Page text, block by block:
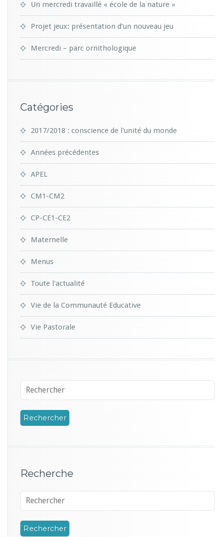
Un mercredi travaillé « école de la nature »
Projet jeux: présentation d’un nouveau jeu
Mercredi – parc ornithologique
Catégories
2017/2018 : conscience de l'unité du monde
Années précédentes
APEL
CM1-CM2
CP-CE1-CE2
Maternelle
Menus
Toute l'actualité
Vie de la Communauté Educative
Vie Pastorale
Recherche